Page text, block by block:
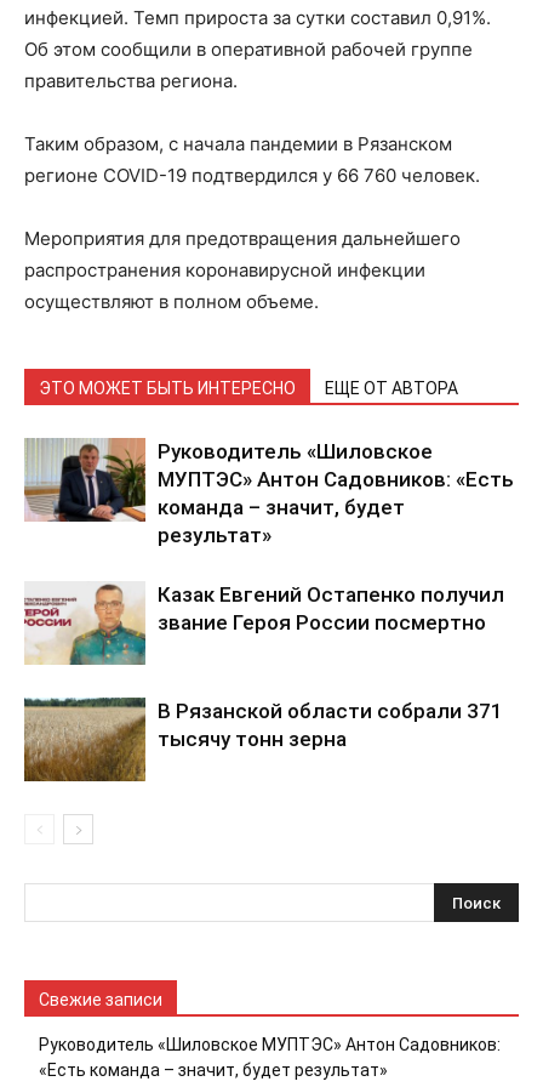
инфекцией. Темп прироста за сутки составил 0,91%.
Об этом сообщили в оперативной рабочей группе
правительства региона.
Таким образом, с начала пандемии в Рязанском
регионе COVID-19 подтвердился у 66 760 человек.
Мероприятия для предотвращения дальнейшего
распространения коронавирусной инфекции
осуществляют в полном объеме.
ЭТО МОЖЕТ БЫТЬ ИНТЕРЕСНО ЕЩЕ ОТ АВТОРА
Руководитель «Шиловское
МУПТЭС» Антон Садовников: «Есть
команда – значит, будет
результат»
Казак Евгений Остапенко получил
звание Героя России посмертно
В Рязанской области собрали 371
тысячу тонн зерна
Свежие записи
Руководитель «Шиловское МУПТЭС» Антон Садовников:
«Есть команда – значит, будет результат»